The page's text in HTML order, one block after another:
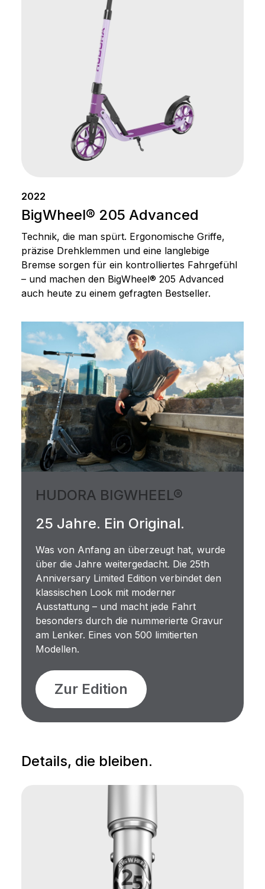
2022
BigWheel® 205 Advanced
Technik, die man spürt. Ergonomische Griffe,
präzise Drehklemmen und eine langlebige
Bremse sorgen für ein kontrolliertes Fahrgefühl
– und machen den BigWheel® 205 Advanced
auch heute zu einem gefragten Bestseller.
HUDORA BIGWHEEL®
25 Jahre. Ein Original.
Was von Anfang an überzeugt hat, wurde
über die Jahre weitergedacht. Die 25th
Anniversary Limited Edition verbindet den
klassischen Look mit moderner
Ausstattung – und macht jede Fahrt
besonders durch die nummerierte Gravur
am Lenker. Eines von 500 limitierten
Modellen.
Zur Edition
Details, die bleiben.